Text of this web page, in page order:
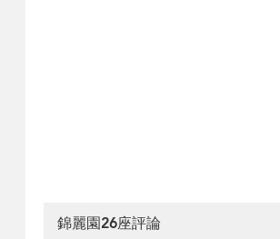
錦麗園26座評論